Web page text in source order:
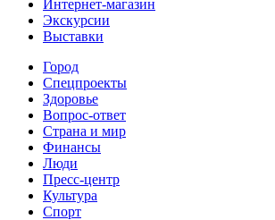
Интернет-магазин
Экскурсии
Выставки
Город
Спецпроекты
Здоровье
Вопрос-ответ
Страна и мир
Финансы
Люди
Пресс-центр
Культура
Спорт